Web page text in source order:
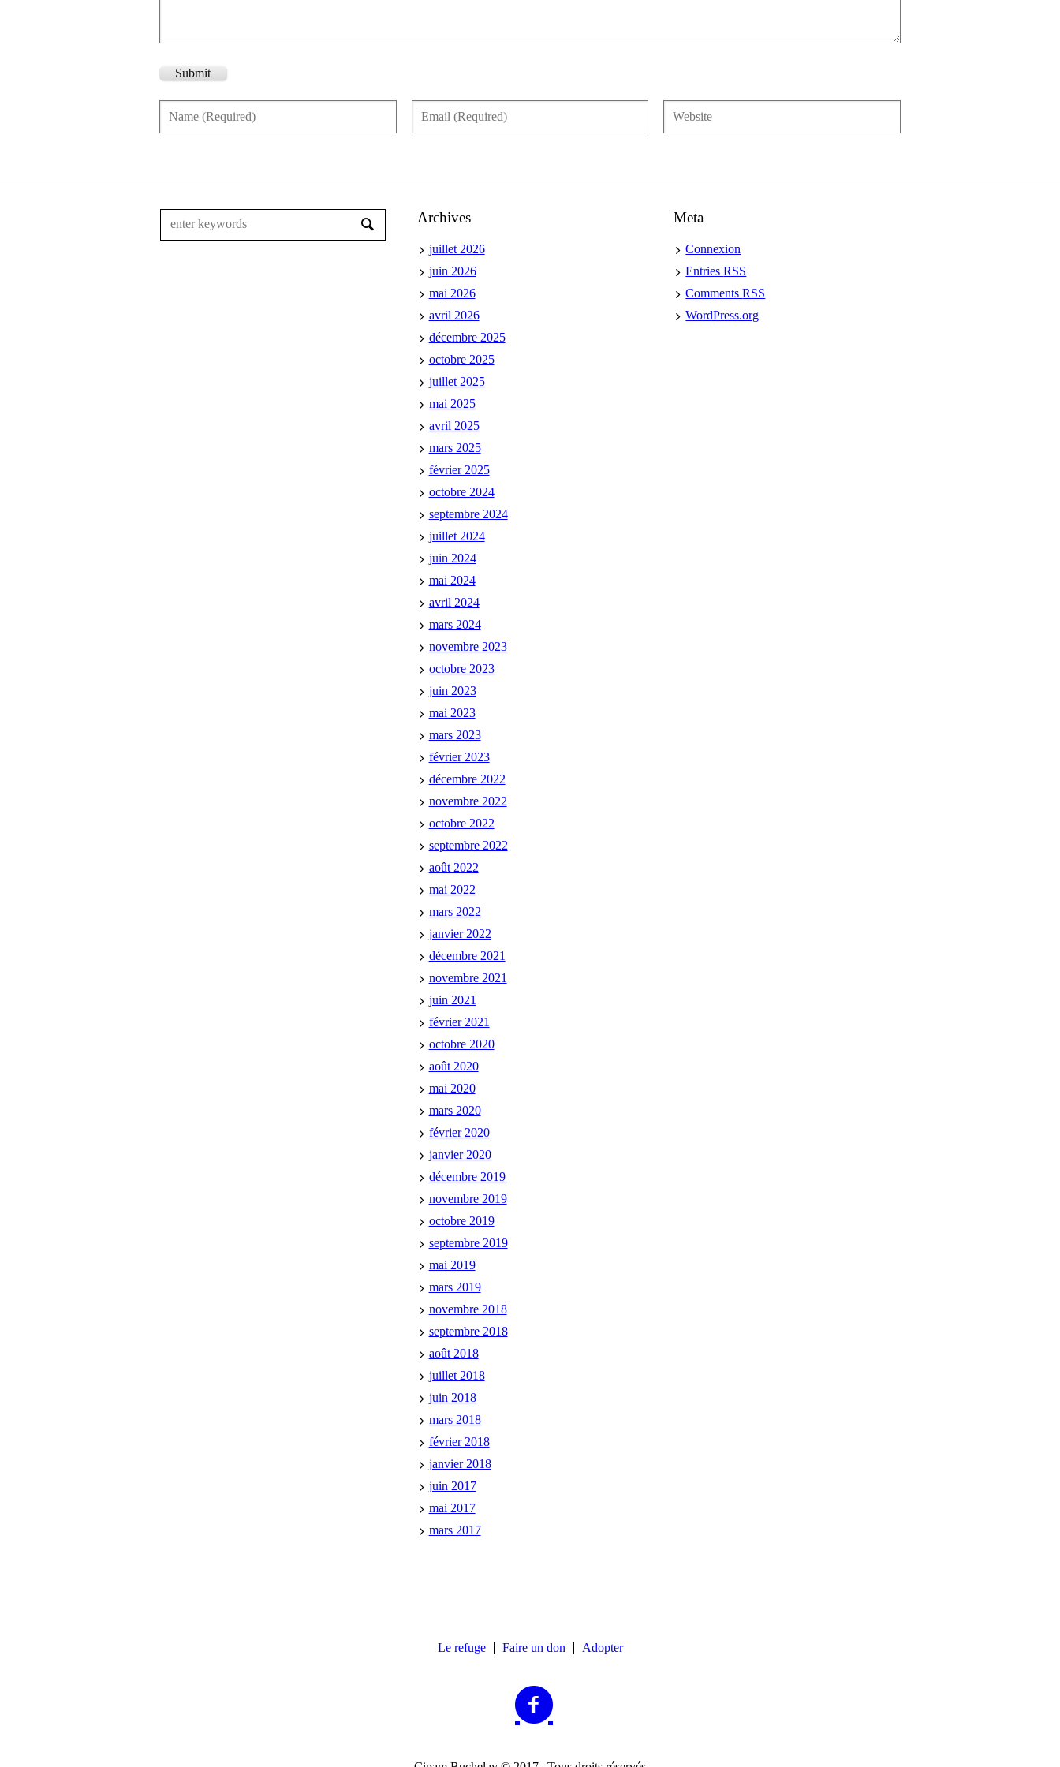
Submit
Archives
juillet 2026
juin 2026
mai 2026
avril 2026
décembre 2025
octobre 2025
juillet 2025
mai 2025
avril 2025
mars 2025
février 2025
octobre 2024
septembre 2024
juillet 2024
juin 2024
mai 2024
avril 2024
mars 2024
novembre 2023
octobre 2023
juin 2023
mai 2023
mars 2023
février 2023
décembre 2022
novembre 2022
octobre 2022
septembre 2022
août 2022
mai 2022
mars 2022
janvier 2022
décembre 2021
novembre 2021
juin 2021
février 2021
octobre 2020
août 2020
mai 2020
mars 2020
février 2020
janvier 2020
décembre 2019
novembre 2019
octobre 2019
septembre 2019
mai 2019
mars 2019
novembre 2018
septembre 2018
août 2018
juillet 2018
juin 2018
mars 2018
février 2018
janvier 2018
juin 2017
mai 2017
mars 2017
Meta
Connexion
EntriesRSS
CommentsRSS
WordPress.org
Le refuge Faire un don Adopter